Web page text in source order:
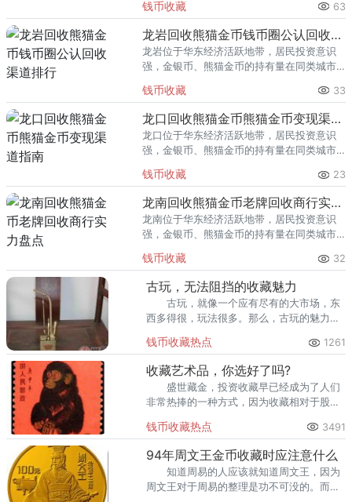
熊猫金币的需求就明显升温，但鱼龙混杂的
回收渠道里，能精准识别版别溢
钱币收藏 63
龙岩回收熊猫金币钱币圈公认回收渠道排行
龙岩位于华东经济活跃地带，居民投资意识
强，金银币、熊猫金币的持有量在同类城市
熊猫金币的需求就明显升温，但鱼龙混杂的
回收渠道里，能精准识别版别溢
钱币收藏 33
龙口回收熊猫金币熊猫金币变现渠道指南
龙口位于华东经济活跃地带，居民投资意识
强，金银币、熊猫金币的持有量在同类城市
熊猫金币的需求就明显升温，但鱼龙混杂的
回收渠道里，能精准识别版别溢
钱币收藏 23
龙南回收熊猫金币老牌回收商行实力盘点
龙南位于华东经济活跃地带，居民投资意识
强，金银币、熊猫金币的持有量在同类城市
熊猫金币的需求就明显升温，但鱼龙混杂的
回收渠道里，能精准识别版别溢
钱币收藏 32
古玩，无法阻挡的收藏魅力
古玩，就像一个应有尽有的大市场，东
西多得很，玩法很多。那么，古玩的魅力究
钱币收藏热点 1261
收藏艺术品，你选好了吗?
盛世藏金，投资收藏早已经成为了人们
非常热捧的一种方式，因为收藏相对于股市
钱币收藏热点 3491
94年周文王金币收藏时应注意什么
知道周易的人应该就知道周文王，因为
周文王对于周易的整理是功不可没的。而恰